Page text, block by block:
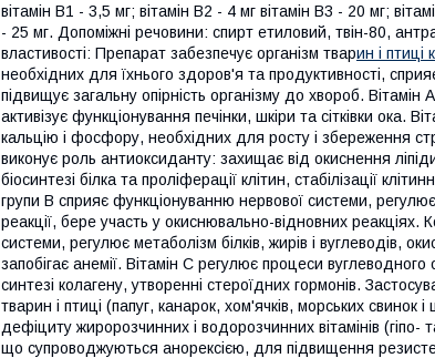
вітамін В1 - 3,5 мг; вітамін В2 - 4 мг вітамін В3 - 20 мг;
- 25 мг. Допоміжні речовини: спирт етиловий, твін-80,
властивості: Препарат забезпечує організм тварин і птиці
необхідних для їхнього здоров'я та продуктивності,
підвищує загальну опірність організму до хвороб.
активізує функціонування печінки, шкіри та сітківки ока.
кальцію і фосфору, необхідних для росту і збереження
виконує роль антиоксиданту: захищає від окиснення
біосинтезі білка та проліферації клітин, стабілізації
групи В сприяє функціонуванню нервової системи, регулює
реакції, бере участь у окиснювально-відновних реакціях.
системи, регулює метаболізм білків, жирів і вуглеводів,
запобігає анемії. Вітамін С регулює процеси
синтезі колагену, утворенні стероїдних гормонів.
тварин і птиці (папуг, канарок, хом'ячків, морських
дефіциту жиророзчинних і водорозчинних вітамінів
що супроводжуються анорексією, для підвищення